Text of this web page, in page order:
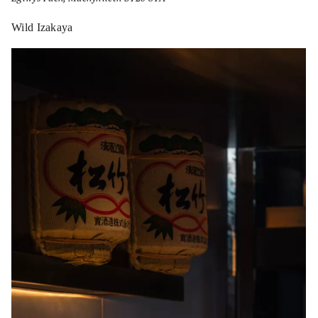
Wild Izakaya